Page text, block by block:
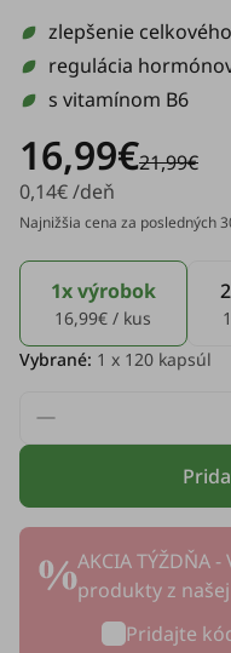
zlepšenie
regulácia
s vitamínom B6
16,99€21,99€
0,14€ /deň
Najnižšia cena za posledných
1x výrobok
16,99€ / kus
Vybrané: 1 x 120 kapsúl
AKCIA TÝŽDŇA
produkty z
Pridajte